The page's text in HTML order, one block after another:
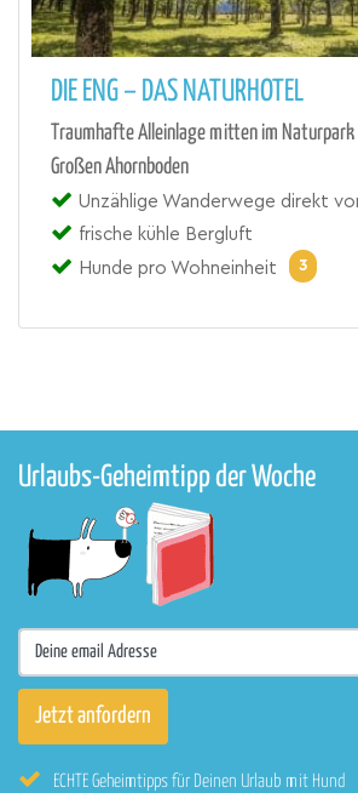
DIE ENG – DAS NATURHOTEL
Traumhafte Alleinlage mitten im Naturpark
Großen Ahornboden
Unzählige Wanderwege direkt
frische kühle Bergluft
Hunde pro Wohneinheit
3
Urlaubs-Geheimtipp der Woche
ECHTE Geheimtipps für Deinen Urlaub mit Hund